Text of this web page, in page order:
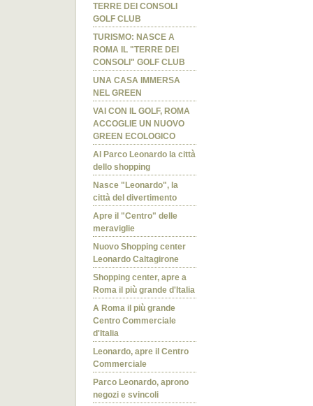
TERRE DEI CONSOLI
GOLF CLUB
TURISMO: NASCE A
ROMA IL "TERRE DEI
CONSOLI" GOLF CLUB
UNA CASA IMMERSA
NEL GREEN
VAI CON IL GOLF, ROMA
ACCOGLIE UN NUOVO
GREEN ECOLOGICO
Al Parco Leonardo la città
dello shopping
Nasce "Leonardo", la
città del divertimento
Apre il "Centro" delle
meraviglie
Nuovo Shopping center
Leonardo Caltagirone
Shopping center, apre a
Roma il più grande d'Italia
A Roma il più grande
Centro Commerciale
d'Italia
Leonardo, apre il Centro
Commerciale
Parco Leonardo, aprono
negozi e svincoli